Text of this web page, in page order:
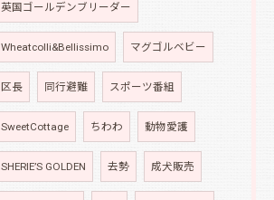
英国ゴールデンブリーダー
Wheatcolli&Bellissimo マグゴルベビー
区長 同行避難 スポーツ番組
SweetCottage ちわわ 動物愛護
SHERIE’S GOLDEN 去勢 成犬販売